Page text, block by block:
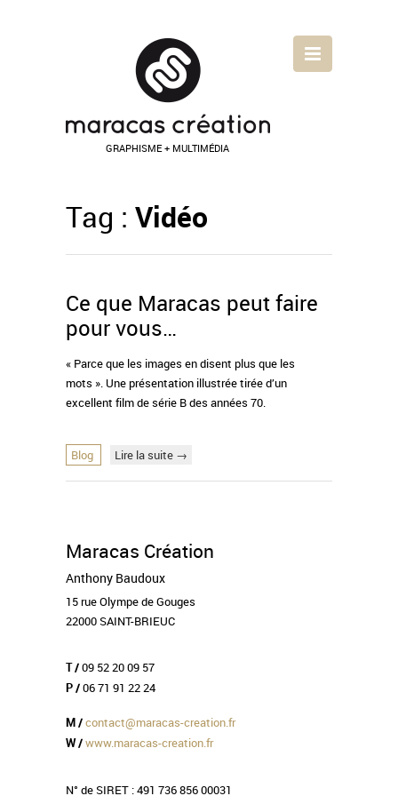
GRAPHISME + MULTIMÉDIA
Tag : Vidéo
Ce que Maracas peut faire
pour vous…
« Parce que les images en disent plus que les
mots ». Une présentation illustrée tirée d’un
excellent film de série B des années 70.
Blog Lire la suite →
Maracas Création
Anthony Baudoux
15 rue Olympe de Gouges
22000 SAINT-BRIEUC
T / 09 52 20 09 57
P / 06 71 91 22 24
M / contact@maracas-creation.fr
W / www.maracas-creation.fr
N° de SIRET : 491 736 856 00031